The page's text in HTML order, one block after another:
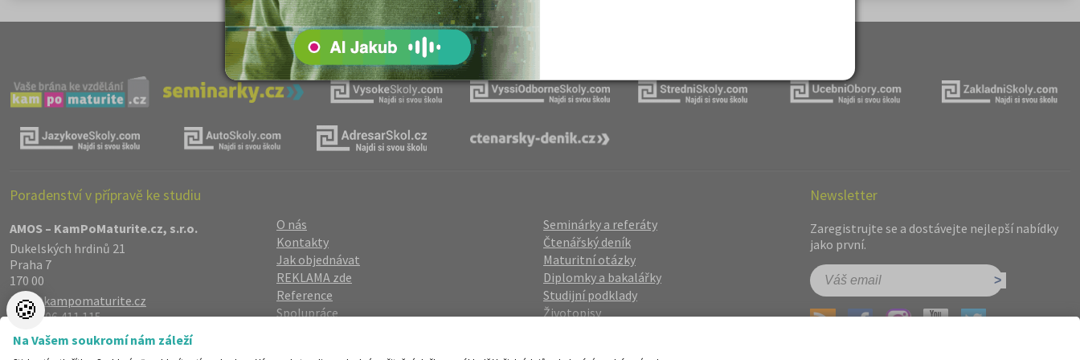
Naše projekty
Poradenství v přípravě ke studiu
AMOS – KamPoMaturite.cz, s.r.o.
Dukelských hrdinů 21
Praha 7
170 00
info@kampomaturite.cz
+420 606 411 115
O nás
Kontakty
Jak objednávat
REKLAMA zde
Reference
Spolupráce
Seminárky a referáty
Čtenářský deník
Maturitní otázky
Diplomky a bakalářky
Studijní podklady
Životopisy
Newsletter
Zaregistrujte se a dostávejte nejlepší nabídky
jako první.
🍪
Na Vašem soukromí nám záleží